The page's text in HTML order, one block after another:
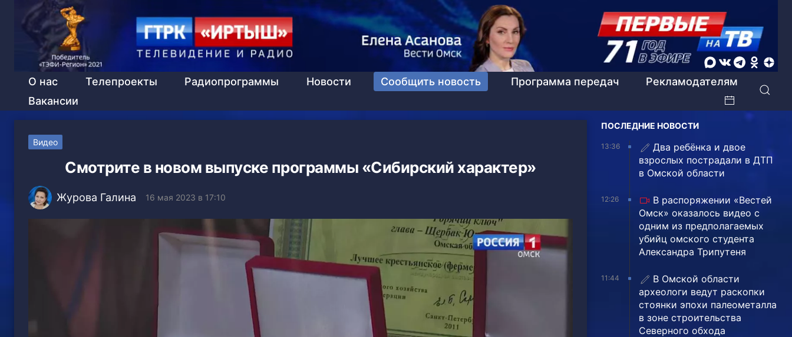
О нас Телепроекты Радиопрограммы Новости Сообщить новость Программа передач
Рекламодателям
Вакансии
Видео
Смотрите в новом выпуске программы «Сибирский характер»
Журова Галина 16 мая 2023 в 17:10
ПОСЛЕДНИЕ НОВОСТИ
13:36
Два ребёнка и двое
взрослых пострадали в ДТП
в Омской области
12:26
В распоряжении «Вестей
Омск» оказалось видео с
одним из предполагаемых
убийц омского студента
Александра Трипутеня
11:44
В Омской области
археологи ведут раскопки
стоянки эпохи палеометалла
в зоне строительства
Северного обхода